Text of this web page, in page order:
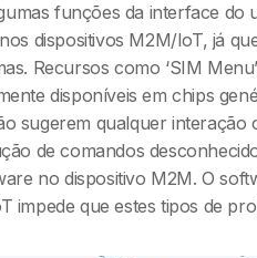
funções da interface do
dispositivos M2M/IoT, já
Recursos como ‘SIM
disponíveis em chips
sugerem qualquer interação
de comandos
no dispositivo M2M. O
impede que estes tipos de